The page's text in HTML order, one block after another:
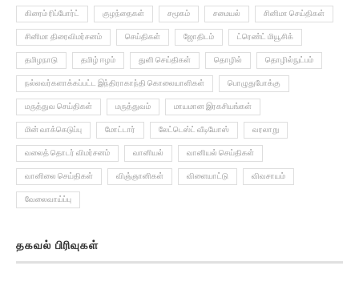
ஆன்மிகம் ஆராய்ச்சி செய்திகள் இந்தியா இலங்கைத் தமிழர் வரலாறு
உயிரியல் உலக அரசியல் உலக செய்திகள் கல்வியியல் கிரிக்கெட்
கிரைம் ரிப்போர்ட் குழந்தைகள் சமூகம் சமையல் சினிமா செய்திகள்
சினிமா திரைவிமர்சனம் செய்திகள் ஜோதிடம் ட்ரெண்ட் மியூசிக்
தமிழநாடு தமிழ் ஈழம் துளி செய்திகள் தொழில்
நல்லவர்களாக்கப்பட்ட இந்திராகாந்தி கொலையாளிகள் பொழுதுபோக்கு
மருத்துவ செய்திகள் மருத்துவம் மாயமான இரகசியங்கள்
மின் வாக்கெடுப்பு மோட்டார் லேட்டெஸ்ட் வீடியோஸ் வரலாறு
வலைத் தொடர் விமர்சனம்
வேலைவாய்ப்பு